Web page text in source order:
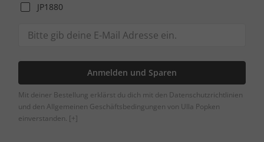
JP1880
Anmelden und Sparen
Mit deiner Bestellung erklärst du dich mit den Datenschutzrichtlinien
und den Allgemeinen Geschäftsbedingungen von Ulla Popken
einverstanden. [+]